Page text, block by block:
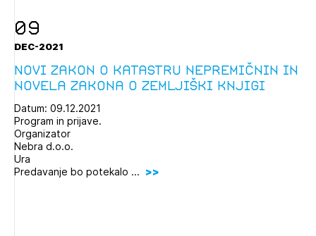
Izbrana vsebina je namenjena le ZAPS
registriranim uporabnikom. Da lahko do nje
dostopate, se je potrebno prijaviti.
PRIJAVITE SE
09
DEC-2021
Novi zakon o katastru nepremičnin in
novela zakona o zemljiški knjigi
Datum: 09.12.2021
Program in prijave.
Organizator
Nebra d.o.o.
Ura
Predavanje bo potekalo ...